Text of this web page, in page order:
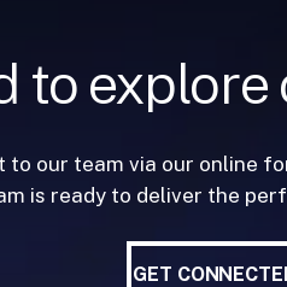
to explore
to our team via our online
is ready to deliver the
GET